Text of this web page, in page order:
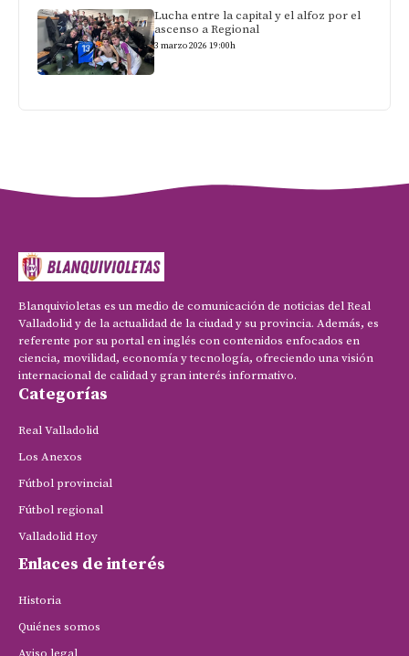
Lucha entre la capital y el alfoz por el
ascenso a Regional
3 marzo 2026 19:00h
Blanquivioletas es un medio de comunicación de noticias del Real
Valladolid y de la actualidad de la ciudad y su provincia. Además, es
referente por su portal en inglés con contenidos enfocados en
ciencia, movilidad, economía y tecnología, ofreciendo una visión
internacional de calidad y gran interés informativo.
Categorías
Real Valladolid
Los Anexos
Fútbol provincial
Fútbol regional
Valladolid Hoy
Enlaces de interés
Historia
Quiénes somos